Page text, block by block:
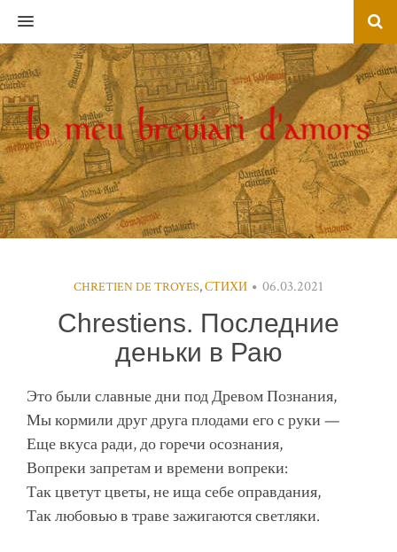
MENU
CHRETIEN DE TROYES,СТИХИ 06.03.2021
Chrestiens. Последние
деньки в Раю
Это были славные дни под Древом Познания,
Мы кормили друг друга плодами его с руки —
Еще вкуса ради, до горечи осознания,
Вопреки запретам и времени вопреки:
Так цветут цветы, не ища себе оправдания,
Так любовью в траве зажигаются светляки.